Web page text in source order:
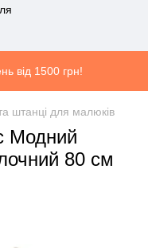
від 1500 грн!
штанці для малюків
Модний
80 см